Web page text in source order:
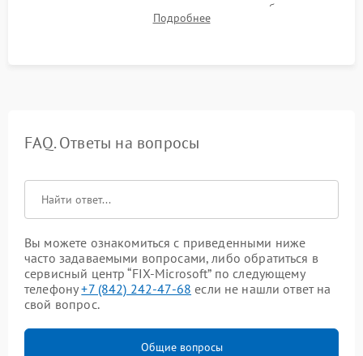
для контроля температурного режима и стабильности
системы под пиковой нагрузкой.
Подробнее
FAQ. Ответы на вопросы
Вы можете ознакомиться с приведенными ниже
часто задаваемыми вопросами, либо обратиться в
сервисный центр “FIX-Microsoft” по следующему
телефону+7 (842) 242-47-68 если не нашли ответ на
свой вопрос.
Общие вопросы